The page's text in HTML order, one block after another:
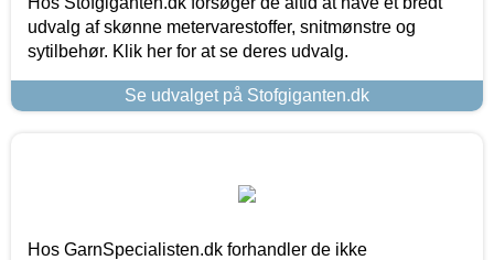
udvalg af skønne metervarestoffer, snitmønstre og
sytilbehør. Klik her for at se deres udvalg.
Se udvalget på Stofgiganten.dk
Hos GarnSpecialisten.dk forhandler de ikke